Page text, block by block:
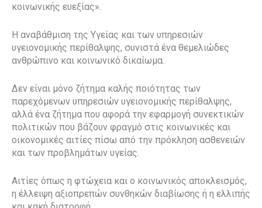
κοινωνικής ευεξίας».
Η αναβάθμιση της Υγείας και των υπηρεσιών
υγειονομικής περίθαλψης, συνιστά ένα θεμελιώδες
ανθρώπινο και κοινωνικό δικαίωμα.
Δεν είναι μόνο ζήτημα καλής ποιότητας των
παρεχόμενων υπηρεσιών υγειονομικής περίθαλψης,
αλλά ένα ζήτημα που αφορά την εφαρμογή συνεκτικών
πολιτικών που βάζουν φραγμό στις κοινωνικές και
οικονομικές αιτίες πίσω από την πρόκληση ασθενειών
και των προβλημάτων υγείας.
Αιτίες όπως η φτώχεια και ο κοινωνικός αποκλεισμός,
η έλλειψη αξιοπρεπών συνθηκών διαβίωσης ή η ελλιπής